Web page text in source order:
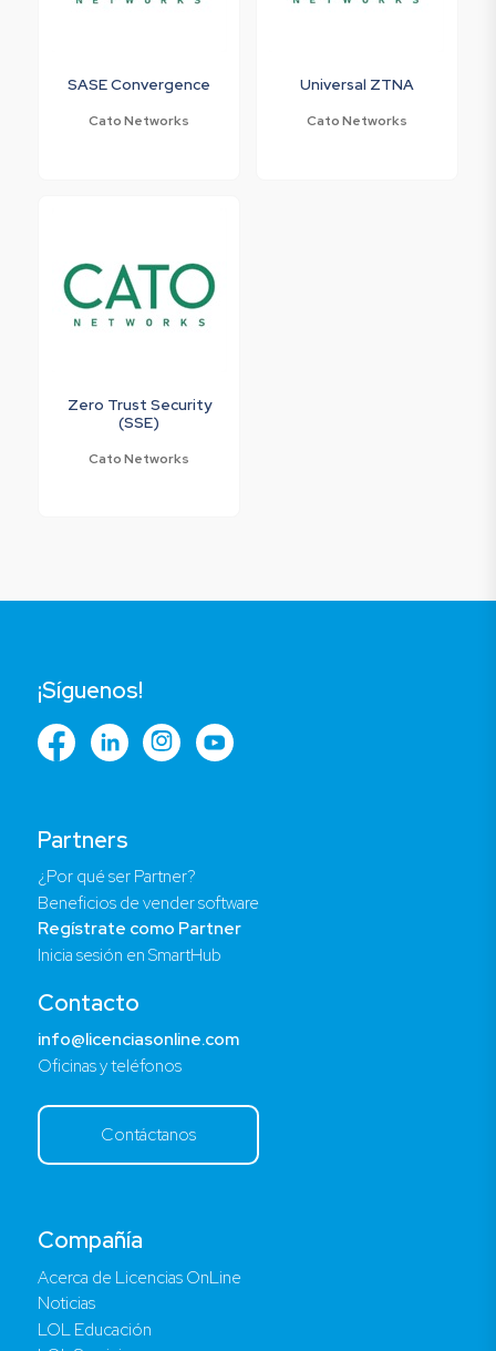
SASE Convergence
Cato Networks
Universal ZTNA
Cato Networks
Zero Trust Security
(SSE)
Cato Networks
Compañía
Acerca de Licencias OnLine
Noticias
LOL Educación
Partners
¿Por qué ser Partner?
Beneficios de vender software
Regístrate como Partner
Inicia sesión en SmartHub
Contacto
info@licenciasonline.com
Oficinas y teléfonos
Contáctanos
¡Síguenos!